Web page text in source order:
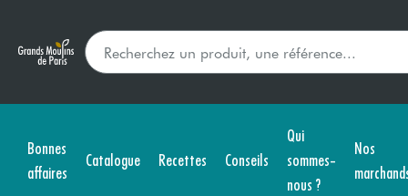
Bonnes
affaires
Catalogue Recettes Conseils
Qui
sommes-
nous ?
Nos